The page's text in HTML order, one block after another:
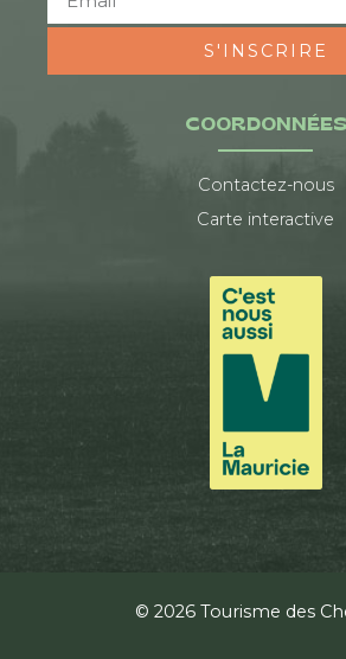
COORDONNÉES
Contactez-nous
Carte interactive
S'INSCRIRE
© 2026 Tourisme des